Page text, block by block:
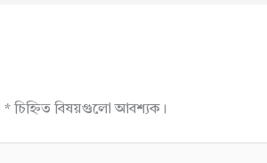
*চিহ্নিত বিষয়গুলো আবশ্যক।